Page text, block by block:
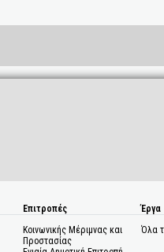
Επιτροπές
Κοινωνικής Μέριμνας και
Προστασίας
Έργα
Όλα